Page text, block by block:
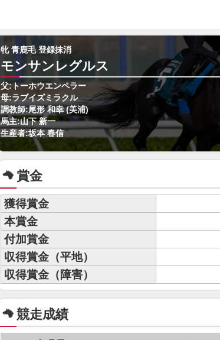
牝 青鹿毛 登録抹消
モンサンレグルス
父:トーホウエンペラー
母:ラブイズミラクル
調教師:尾形 和幸 (美浦)
馬主:山下 新一
生産者:坂本 春信
賞金
獲得賞金
本賞金
付加賞金
収得賞金（平地）
収得賞金（障害）
競走成績